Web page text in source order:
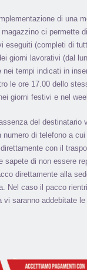
di una
magazzino ci permette
eseguiti (completi di
giorni lavorativi (dal
nei tempi indicati in
le ore 17.00 dello
giorni festivi e nel
del
numero di telefono a
con il
sapete di non essere
direttamente alla
Nel caso il pacco
vi saranno addebitate